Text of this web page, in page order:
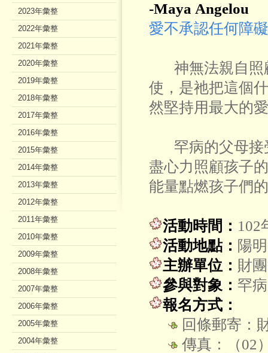
-Maya Angelou
愛不承認任何障
神無法親自照
使，是祂把這個
然堅持用最大的
罕病的父母接
盡心力照顧孩子
能量點燃孩子們
活動時間： 102
活動地點： 陽
主辦單位： 財
參與對象： 罕
報名方式：
回條郵寄：
傳真：（02
2023年彙整
2022年彙整
2021年彙整
2020年彙整
2019年彙整
2018年彙整
2017年彙整
2016年彙整
2015年彙整
2014年彙整
2013年彙整
2012年彙整
2011年彙整
2010年彙整
2009年彙整
2008年彙整
2007年彙整
2006年彙整
2005年彙整
2004年彙整